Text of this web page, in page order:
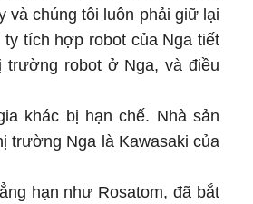
và chúng tôi luôn phải giữ lại
tích hợp robot của Nga tiết
trường robot ở Nga, và điều
khác bị hạn chế. Nhà sản
trường Nga là Kawasaki của
hạn như Rosatom, đã bắt